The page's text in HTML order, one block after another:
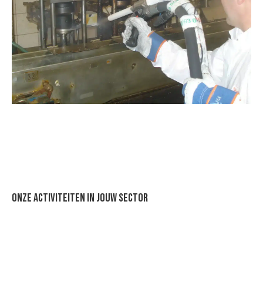
Onze activiteiten in jouw sector